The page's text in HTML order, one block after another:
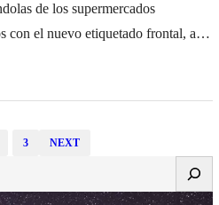
de los supermercados
con el nuevo etiquetado frontal, a
N°…
3 NEXT